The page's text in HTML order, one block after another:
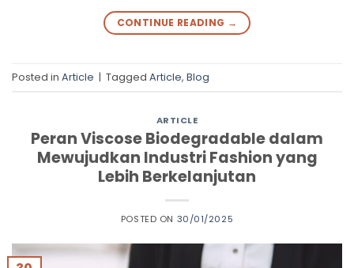
CONTINUE READING →
Posted in Article | Tagged Article, Blog
ARTICLE
Peran Viscose Biodegradable dalam
Mewujudkan Industri Fashion yang
Lebih Berkelanjutan
POSTED ON 30/01/2025